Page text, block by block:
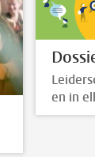
en in